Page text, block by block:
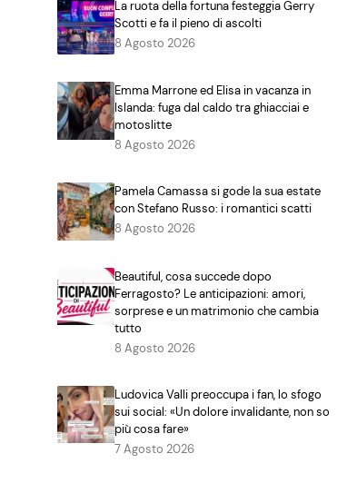
La ruota della fortuna festeggia Gerry
Scotti e fa il pieno di ascolti
8 Agosto 2026
Emma Marrone ed Elisa in vacanza in
Islanda: fuga dal caldo tra ghiacciai e
motoslitte
8 Agosto 2026
Pamela Camassa si gode la sua estate
con Stefano Russo: i romantici scatti
8 Agosto 2026
Beautiful, cosa succede dopo
Ferragosto? Le anticipazioni: amori,
sorprese e un matrimonio che cambia
tutto
8 Agosto 2026
Ludovica Valli preoccupa i fan, lo sfogo
sui social: «Un dolore invalidante, non so
più cosa fare»
7 Agosto 2026